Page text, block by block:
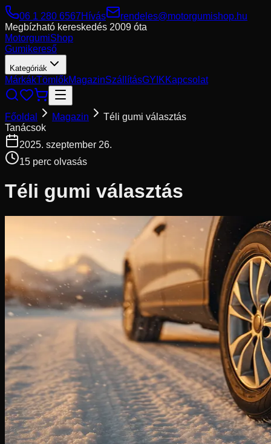
06 1 280 6567Hívás
rendeles@motorgumishop.hu
Megbízható kereskedés 2009 óta
MotorgumiShop
Gumikereső
Kategóriák
MárkákTömlőkMagazinSzállításGYIKKapcsolat
Főoldal Magazin
Téli gumi választás
Tanácsok
2025. szeptember 26.
15 perc olvasás
Téli gumi választás